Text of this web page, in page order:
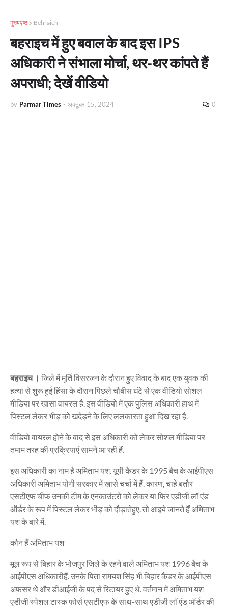
मुख्यपृष्ठ Behraich
बहराइच में हुए बवाल के बाद इस IPS
अधिकारी ने संभाला मोर्चा, थर-थर कांपते हैं
अपराधी; देखें वीडियो
by Parmar Times - अक्टूबर 15, 2024 0
बहराइच । जिले में मूर्ति विसरजन के दौरान हुए विवाद के बाद एक युवक की
हत्या से शुरू हुई हिंसा के दौरान पिछले चौबीस घंटे से एक वीडियो सोशल
मीडिया पर खासा वायरल है. इस वीडियो में एक पुलिस अधिकारी हाथ में
पिस्टल लेकर भीड़ को खदेड़ने के लिए ललकारता हुआ दिख रहा है.
वीडियो वायरल होने के बाद से इस अधिकारी को लेकर सोशल मीडिया पर
तमाम तरह की प्रक्रियाएं सामने आ रही हैं.
इस अधिकारी का नाम है अमिताभ यश. यूपी कैडर के 1995 बैच के आईपीएस
अधिकारी अमिताभ योगी सरकार में खासे चर्चा में हैं. कारण, चाहे बतौर
एसटीएफ चीफ उनकी टीम के एनकाउंटरों को लेकर या फिर एडीजी लॉ एंड
ऑर्डर के रूप में पिस्टल लेकर भीड़ को दौड़ातेहुए. तो आइये जानते हैं अमिताभ
यश के बारे में.
कौन हैं अमिताभ यश
मूल रूप से बिहार के भोजपुर जिले के रहने वाले अमिताभ यश 1996 बैच के
आईपीएस अधिकारीहैं. उनके पिता रामयश सिंह भी बिहार कैडर के आईपीएस
अफसर थे और डीआईजी के पद से रिटायर हुए थे. वर्तमान में अमिताभ यश
एडीजी स्पेशल टास्क फोर्स एसटीएफ के साथ-साथ एडीजी लॉ एंड ऑर्डर की